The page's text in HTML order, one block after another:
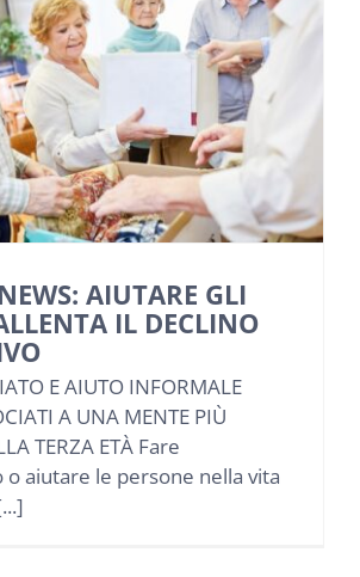
AIUTARE GLI
IL DECLINO
E AIUTO INFORMALE
A UNA MENTE PIÙ
TERZA ETÀ Fare
aiutare le persone nella vita